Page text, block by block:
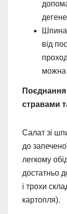
від
можна
Поєднання
стравами
Салат зі
до
легкому
достатньо
і трохи
картопля).